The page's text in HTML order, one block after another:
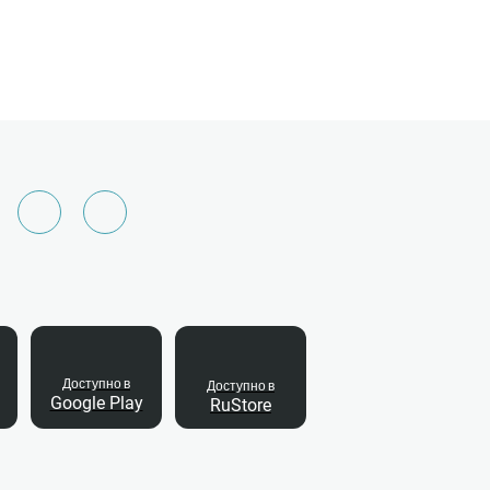
Доступно в
Google Play
Доступно в
RuStore